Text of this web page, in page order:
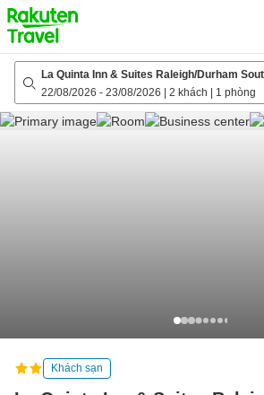
to
top
page
La Quinta Inn & Suites Raleigh/Durham
22/08/2026 - 23/08/2026 2 khách 1 phòng
Khách sạn